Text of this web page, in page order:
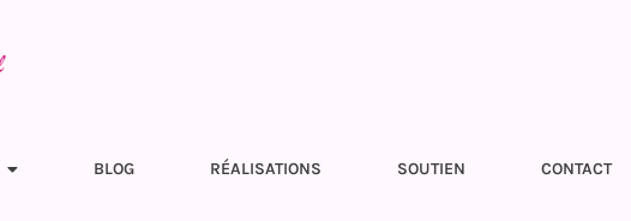
BLOG RÉALISATIONS SOUTIEN CONTACT